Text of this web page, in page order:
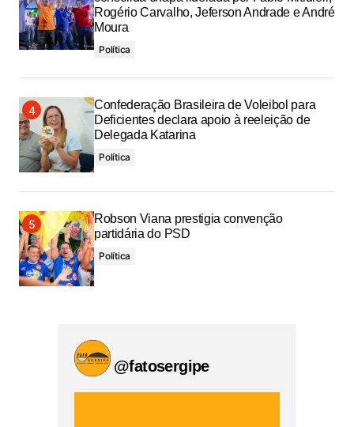
Rogério Carvalho, Jeferson Andrade e André
Moura
Política
Confederação Brasileira de Voleibol para
Deficientes declara apoio à reeleição de
Delegada Katarina
Política
Robson Viana prestigia convenção
partidária do PSD
Política
@fatosergipe